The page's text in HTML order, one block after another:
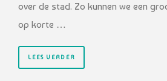
over de stad. Zo kunnen we een
op korte …
LEES VERDER